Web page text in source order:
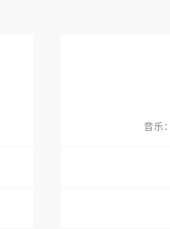
音乐：